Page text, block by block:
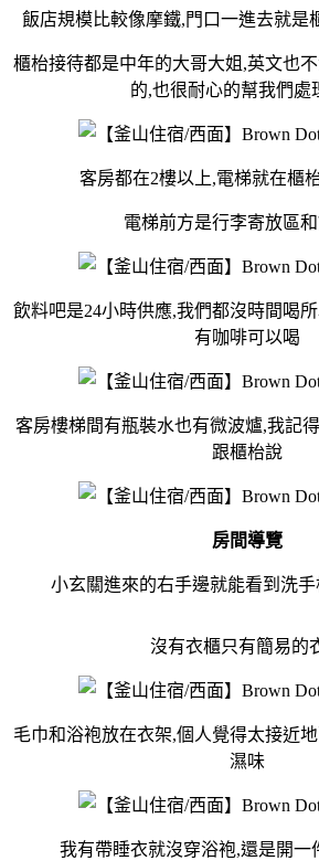
飯店規模比較像摩鐵,門口一進去就是
櫃枱接待都是中年的大哥大姐,英文也
的,也很耐心的幫我們處
客房都在2樓以上,電梯就在櫃
電梯前方是行李寄放區
飲料吧是24小時供應,我們都沒時間喝
有咖啡可以喝
客房樓梯間有瓶裝水也有微波爐,我記
跟櫃枱說
房間導覽
小玄關進來的右手邊就能看到洗
沒有衣櫃只有簡易的
毛巾和浴袍放在衣架,個人覺得太接近
濕味
我有帶睡衣就沒穿浴袍,還是開一